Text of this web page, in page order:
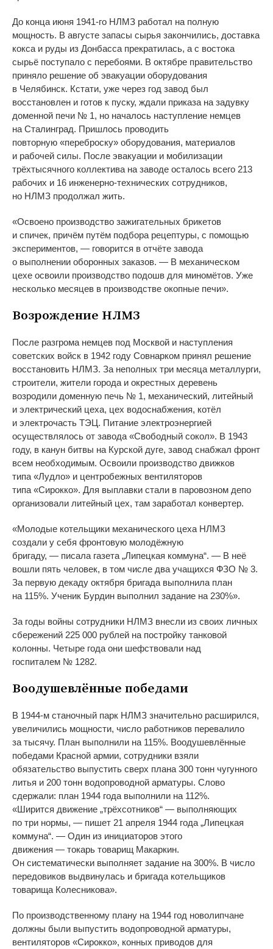
До конца июня 1941-го НЛМЗ работал на полную
мощность. В августе запасы сырья закончились, доставка
кокса и руды из Донбасса прекратилась, а с востока
сырьё поступало с перебоями. В октябре правительство
приняло решение об эвакуации оборудования
в Челябинск. Кстати, уже через год завод был
восстановлен и готов к пуску, ждали приказа на задувку
доменной печи № 1, но началось наступление немцев
на Сталинград. Пришлось проводить
повторную «переброску» оборудования, материалов
и рабочей силы. После эвакуации и мобилизации
трёхтысячного коллектива на заводе осталось всего 213
рабочих и 16 инженерно-технических сотрудников,
но НЛМЗ продолжал жить.
«Освоено производство зажигательных брикетов
и спичек, причём путём подбора рецептуры, с помощью
экспериментов, — говорится в отчёте завода
о выполнении оборонных заказов. — В механическом
цехе освоили производство подошв для миномётов. Уже
несколько месяцев в производстве окопные печи».
Возрождение НЛМЗ
После разгрома немцев под Москвой и наступления
советских войск в 1942 году Совнарком принял решение
восстановить НЛМЗ. За неполных три месяца металлурги,
строители, жители города и окрестных деревень
возродили доменную печь № 1, механический, литейный
и электрический цеха, цех водоснабжения, котёл
и электрочасть ТЭЦ. Питание электроэнергией
осуществлялось от завода «Свободный сокол». В 1943
году, в канун битвы на Курской дуге, завод снабжал фронт
всем необходимым. Освоили производство движков
типа «Лудло» и центробежных вентиляторов
типа «Сирокко». Для выплавки стали в паровозном депо
организовали литейный цех, там заработал конвертер.
«Молодые котельщики механического цеха НЛМЗ
создали у себя фронтовую молодёжную
бригаду, — писала газета „Липецкая коммуна“. — В неё
вошли пять человек, в том числе два учащихся ФЗО № 3.
За первую декаду октября бригада выполнила план
на 115%. Ученик Бурдин выполнил задание на 230%».
За годы войны сотрудники НЛМЗ внесли из своих личных
сбережений 225 000 рублей на постройку танковой
колонны. Четыре года они шефствовали над
госпиталем № 1282.
Воодушевлённые победами
В 1944-м станочный парк НЛМЗ значительно расширился,
увеличились мощности, число работников перевалило
за тысячу. План выполнили на 115%. Воодушевлённые
победами Красной армии, сотрудники взяли
обязательство выпустить сверх плана 300 тонн чугунного
литья и 200 тонн водопроводной арматуры. Слово
сдержали: план 1944 года выполнили на 112%.
«Ширится движение „трёхсотников“ — выполняющих
по три нормы, — пишет 21 апреля 1944 года „Липецкая
коммуна“. — Один из инициаторов этого
движения — токарь товарищ Макаркин.
Он систематически выполняет задание на 300%. В число
передовиков выдвинулась и бригада котельщиков
товарища Колесникова».
По производственному плану на 1944 год новолипчане
должны были выпустить водопроводной арматуры,
вентиляторов «Сирокко», конных приводов для